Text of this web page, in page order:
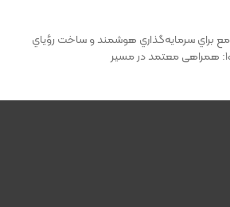
براي سرمايه‌گذاري هوشمند و ساخت رؤياي